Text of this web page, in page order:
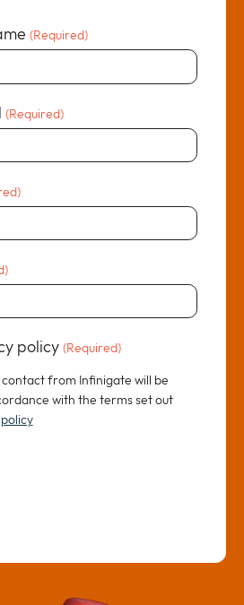
(Required)
(Required)
policy (Required)
from Infinigate will be
with the terms set out